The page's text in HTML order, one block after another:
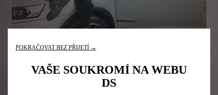
Během Pařížského týdne módy® pro dámskou módu podzim-
POKRAČOVAT BEZ PŘIJETÍ →
VAŠE SOUKROMÍ NA WEBU
DS